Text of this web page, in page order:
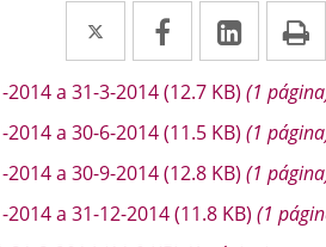
Twitter
Enlace
a
una
aplicación
externa.
Facebook
Enlace
a
una
aplicación
externa.
Enlace
a
una
2014 a 31-3-2014(12.7 KB) (1
2014 a 30-6-2014(11.5 KB) (1
2014 a 30-9-2014(12.8 KB) (1
2014 a 31-12-2014(11.8 KB) (1